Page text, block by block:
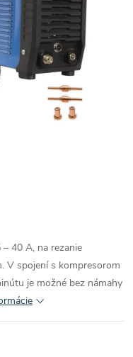
40 A, na rezanie
V spojení s kompresorom
je možné bez námahy